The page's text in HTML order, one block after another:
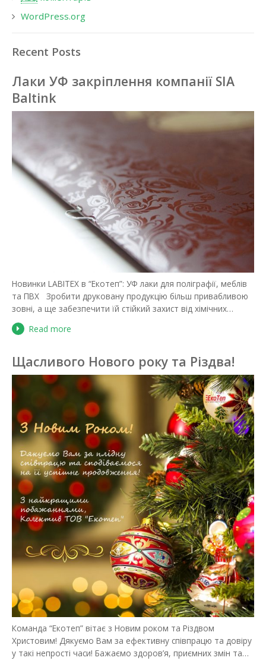
WordPress.org
Recent Posts
Лаки УФ закріплення компанії SIA
Baltink
Новинки LABITEX в “Екотеп”: УФ лаки для поліграфії, меблів
та ПВХ Зробити друковану продукцію більш привабливою
зовні, а ще забезпечити їй стійкий захист від хімічних…
Read more
Щасливого Нового року та Різдва!
Команда “Екотеп” вітає з Новим роком та Різдвом
Христовим! Дякуємо Вам за ефективну співпрацю та довіру
у такі непрості часи! Бажаємо здоров’я, приємних змін та…